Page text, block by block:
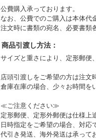
公費購入承っております。
なお、公費でのご購入は本体代
注文時に書類の宛名、必要書類
商品引渡し方法：
サイズと重さにより、定形郵便
店頭引渡しをご希望の方は注文
倉庫在庫の場合、少々お時間を
≪ご注意ください≫
定形郵便、定形外郵便は仕様上
日時指定をご希望の場合、対応
代引き発送、海外発送は承って